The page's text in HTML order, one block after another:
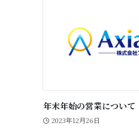
年末年始の営業について
2023年12月26日